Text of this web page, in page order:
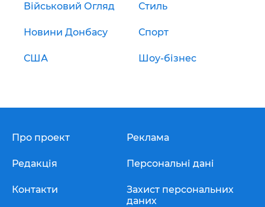
Військовий Огляд Стиль
Новини Донбасу Спорт
США Шоу-бізнес
Про проект
Редакція
Контакти
Реклама
Персональні дані
Захист персональних
даних